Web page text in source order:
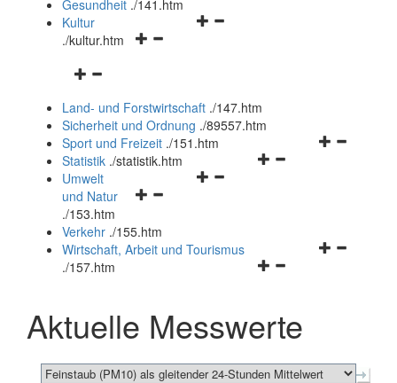
Navigationsmenü
Gesundheit ./141.htm
Navigationsmenü
Kultur
./kultur.htm
Navigationsmenü
und
schließen
Land- und Forstwirtschaft ./147.htm
Sicherheit und Ordnung ./89557.htm
Navigationsmenü
Sport und Freizeit ./151.htm
Navigationsmenü
Statistik ./statistik.htm
Navigationsmenü
und
schließen
Umwelt
und Natur
./153.htm
Verkehr ./155.htm
Navigationsmenü
schließen
Wirtschaft, Arbeit und Tourismus
./157.htm
Aktuelle Messwerte